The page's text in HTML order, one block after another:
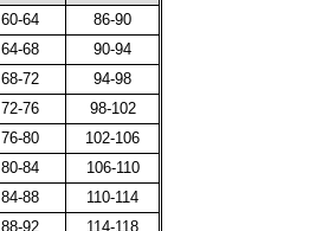
60-64
86-90
64-68
90-94
68-72
94-98
72-76
98-102
76-80
102-106
80-84
106-110
84-88
110-114
88-92
114-118